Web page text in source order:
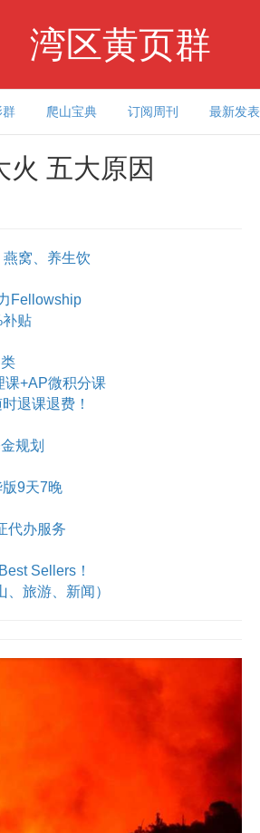
湾区黄页群
群 爬山宝典 订阅周刊 最新发表
五大原因
窝、养生饮
Fellowship
贴
课+AP微积分课
退课退费！
规划
9天7晚
代办服务
Sellers！
旅游、新闻）